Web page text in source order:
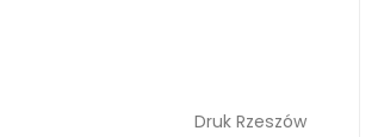
Druk Rzeszów